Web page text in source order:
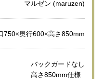
マルゼン (maruzen)
750×奥行600×高さ850mm
バックガードなし
高さ850mm仕様